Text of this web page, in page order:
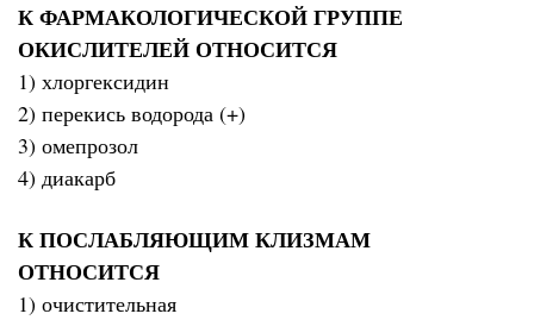
К ФАРМАКОЛОГИЧЕСКОЙ ГРУППЕ
ОКИСЛИТЕЛЕЙ ОТНОСИТСЯ
1) хлоргексидин
2) перекись водорода (+)
3) омепрозол
4) диакарб
К ПОСЛАБЛЯЮЩИМ КЛИЗМАМ
ОТНОСИТСЯ
1) очистительная